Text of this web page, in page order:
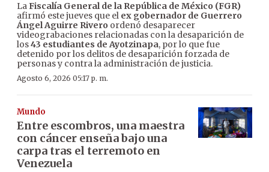
LaFiscalía General de la República de México (FGR)
afirmó este jueves que el ex gobernador de Guerrero
Ángel Aguirre Rivero ordenó desaparecer
videograbaciones relacionadas con la desaparición de
los43 estudiantes de Ayotzinapa, por lo que fue
detenido por los delitos de desaparición forzada de
personas y contra la administración de justicia.
Agosto 6, 2026 05:17 p. m.
Mundo
Entre escombros, una maestra
con cáncer enseña bajo una
carpa tras el terremoto en
Venezuela